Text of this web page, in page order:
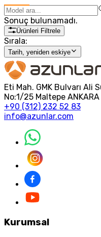
Sonuç bulunamadı.
Ürünleri Filtrele
Sırala:
Tarih, yeniden eskiye
Eti Mah. GMK Bulvarı Ali
No:1/25 Maltepe ANKARA
+90 (312) 232 52 83
info@azunlar.com
Kurumsal